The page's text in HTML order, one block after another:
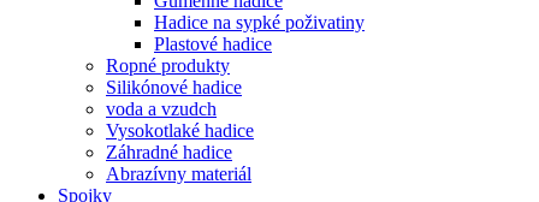
Hadice na sypké poživatiny
Plastové hadice
Ropné produkty
Silikónové hadice
voda a vzudch
Vysokotlaké hadice
Záhradné hadice
Abrazívny materiál
Spojky